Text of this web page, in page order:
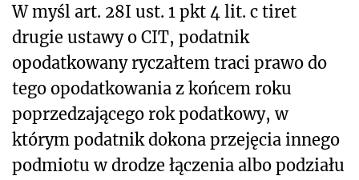
W myśl art. 28I ust. 1 pkt 4 lit. c tiret
drugie ustawy o CIT, podatnik
opodatkowany ryczałtem traci prawo do
tego opodatkowania z końcem roku
poprzedzającego rok podatkowy, w
którym podatnik dokona przejęcia innego
podmiotu w drodze łączenia albo podziału